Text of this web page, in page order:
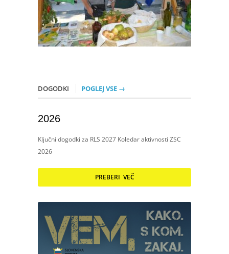
DOGODKI POGLEJ VSE →
2026
Ključni dogodki za RLS 2027 Koledar aktivnosti ZSC
2026
PREBERI VEČ